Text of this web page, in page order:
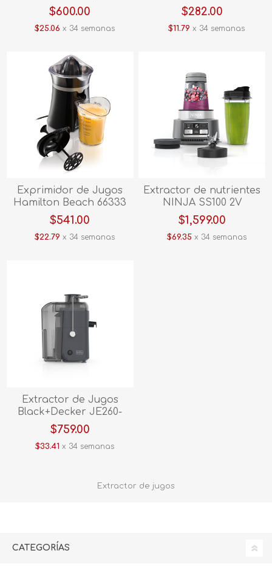
$600.00
$25.06 x 34 semanas
$282.00
$11.79 x 34 semanas
Exprimidor de Jugos
Hamilton Beach 66333
Negro V/E.
$541.00
$22.79 x 34 semanas
Extractor de nutrientes
NINJA SS100 2V
$1,599.00
$69.35 x 34 semanas
Extractor de Jugos
Black+Decker JE260-
12DLA
$759.00
$33.41 x 34 semanas
Extractor de jugos
CATEGORÍAS